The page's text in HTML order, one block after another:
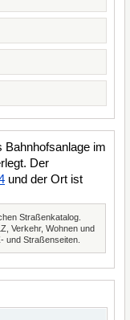
Bahnhofsanlage im
Der
und der Ort ist
Straßenkatalog.
Verkehr, Wohnen und
und Straßenseiten.